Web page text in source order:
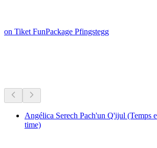
on Tiket FunPackage Pfingstegg
Angélica Serech Pach'un Q'ijul (Temps
time)